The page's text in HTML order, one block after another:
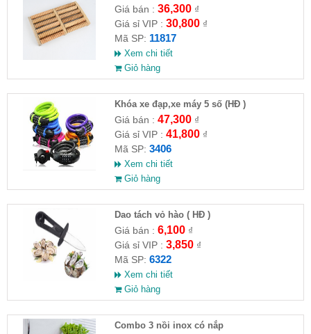
Giá bán : 36,300₫
Giá sỉ VIP : 30,800₫
Mã SP: 11817
Xem chi tiết
Giỏ hàng
Khóa xe đạp,xe máy 5 số (HĐ )
Giá bán : 47,300₫
Giá sỉ VIP : 41,800₫
Mã SP: 3406
Xem chi tiết
Giỏ hàng
Dao tách vỏ hào ( HĐ )
Giá bán : 6,100₫
Giá sỉ VIP : 3,850₫
Mã SP: 6322
Xem chi tiết
Giỏ hàng
Combo 3 nồi inox có nắp